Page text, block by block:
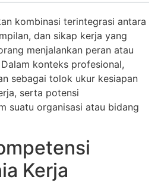
kombinasi terintegrasi antara
dan sikap kerja yang
menjalankan peran atau
konteks profesional,
sebagai tolok ukur kesiapan
serta potensi
suatu organisasi atau bidang
Kerja